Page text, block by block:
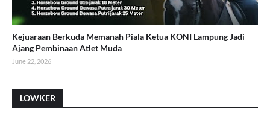
Kejuaraan Berkuda Memanah Piala Ketua KONI Lampung Jadi
Ajang Pembinaan Atlet Muda
June 22, 2026
LOWKER